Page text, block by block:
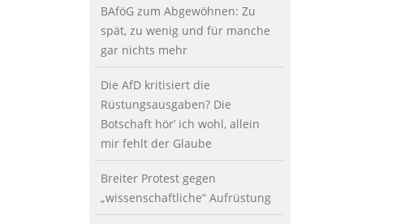
BAföG zum Abgewöhnen: Zu
spät, zu wenig und für manche
gar nichts mehr
Die AfD kritisiert die
Rüstungsausgaben? Die
Botschaft hör’ ich wohl, allein
mir fehlt der Glaube
Breiter Protest gegen
„wissenschaftliche“ Aufrüstung